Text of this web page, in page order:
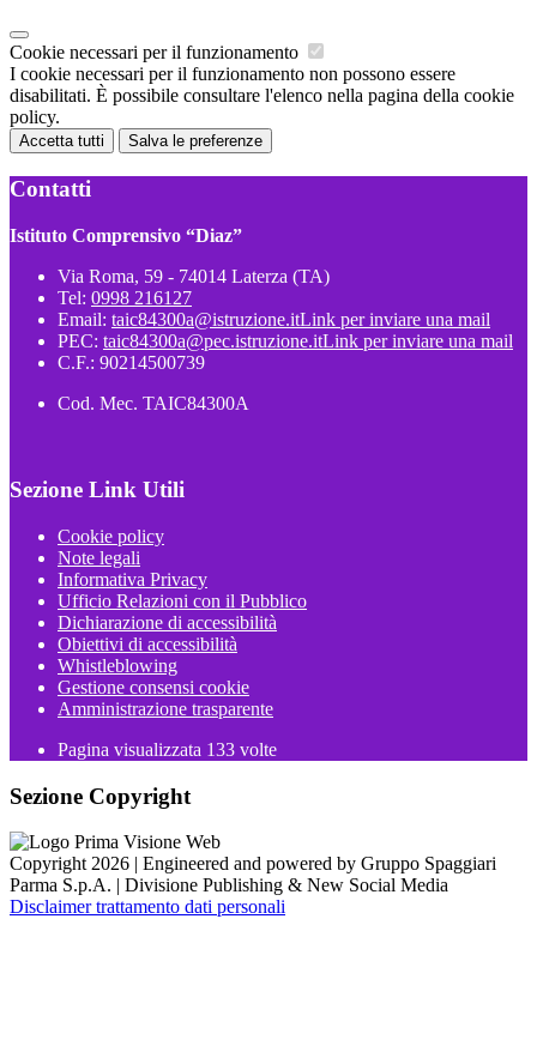
Cookie necessari per il funzionamento
I cookie necessari per il funzionamento non possono essere
disabilitati. È possibile consultare l'elenco nella pagina della cookie
policy.
Accetta tutti Salva le preferenze
Contatti
Istituto Comprensivo “Diaz”
Via Roma, 59 - 74014 Laterza (TA)
Tel: 0998 216127
Email: taic84300a@istruzione.itLink per inviare una mail
PEC: taic84300a@pec.istruzione.itLink per inviare una mail
C.F.: 90214500739
Cod. Mec. TAIC84300A
Sezione Link Utili
Cookie policy
Note legali
Informativa Privacy
Ufficio Relazioni con il Pubblico
Dichiarazione di accessibilità
Obiettivi di accessibilità
Whistleblowing
Gestione consensi cookie
Amministrazione trasparente
Pagina visualizzata 133 volte
Sezione Copyright
Copyright 2026 | Engineered and powered by Gruppo Spaggiari
Parma S.p.A. | Divisione Publishing & New Social Media
Disclaimer trattamento dati personali